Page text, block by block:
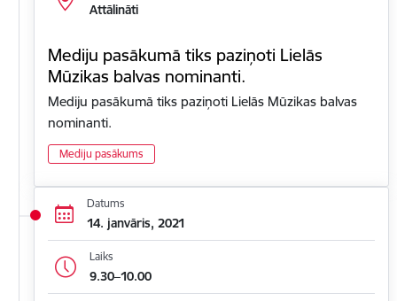
Attālināti
Mediju pasākumā tiks paziņoti Lielās
Mūzikas balvas nominanti.
Mediju pasākumā tiks paziņoti Lielās Mūzikas balvas
nominanti.
Mediju pasākums
Datums
14. janvāris, 2021
Laiks
9.30–10.00